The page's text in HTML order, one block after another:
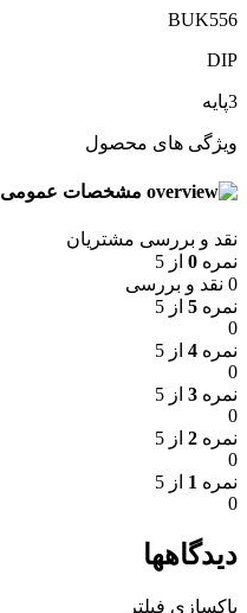
BUK556
DIP
3پایه
ویژگی های محصول
مشخصات عمومی
نقد و بررسی مشتریان
نمره 0 از 5
0 نقد و بررسی
نمره 5 از 5
0
نمره 4 از 5
0
نمره 3 از 5
0
نمره 2 از 5
0
نمره 1 از 5
0
دیدگاهها
پاکسازی فیلتر